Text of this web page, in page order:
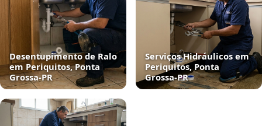
Desentupimento de Ralo
em Periquitos, Ponta
Grossa‑PR
Serviços Hidráulicos em
Periquitos, Ponta
Grossa‑PR